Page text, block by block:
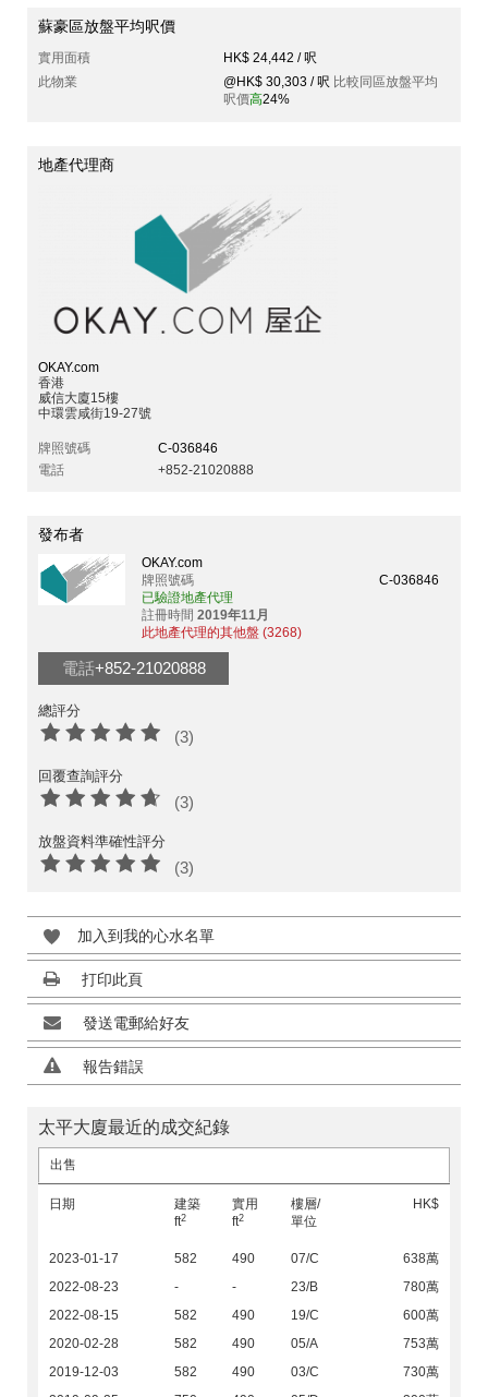
蘇豪區放盤平均呎價
實用面積
HK$ 24,442 / 呎
此物業
@HK$ 30,303 / 呎 比較同區放盤平均
呎價高24%
地產代理商
OKAY.com
香港
威信大廈15樓
中環雲咸街19-27號
牌照號碼
C-036846
電話
+852-21020888
發布者
OKAY.com
牌照號碼
C-036846
已驗證地產代理
註冊時間 2019年11月
此地產代理的其他盤 (3268)
電話+852-21020888
總評分
(3)
回覆查詢評分
(3)
放盤資料準確性評分
(3)
加入到我的心水名單
打印此頁
發送電郵給好友
報告錯誤
太平大廈最近的成交紀錄
出售
日期
建築
ft2
實用
ft2
樓層/
單位
HK$
2023-01-17 582 490 07/C
638萬
2022-08-23
- - 23/B
780萬
2022-08-15
582 490 19/C
600萬
2020-02-28
582 490 05/A
753萬
2019-12-03
582 490 03/C
730萬